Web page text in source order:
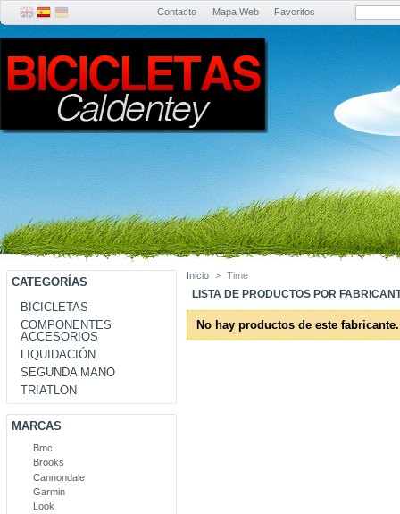
Contacto Mapa Web Favoritos
CATEGORÍAS
BICICLETAS
COMPONENTES
ACCESORIOS
LIQUIDACIÓN
SEGUNDA MANO
TRIATLON
MARCAS
Bmc
Brooks
Cannondale
Garmin
Look
Inicio > Time
LISTA DE PRODUCTOS POR
No hay productos de este fabricante.